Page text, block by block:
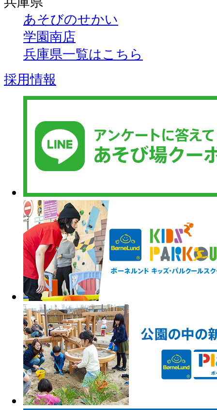
あそびのせかい
学園南店
兵庫県一覧はこちら
採用情報